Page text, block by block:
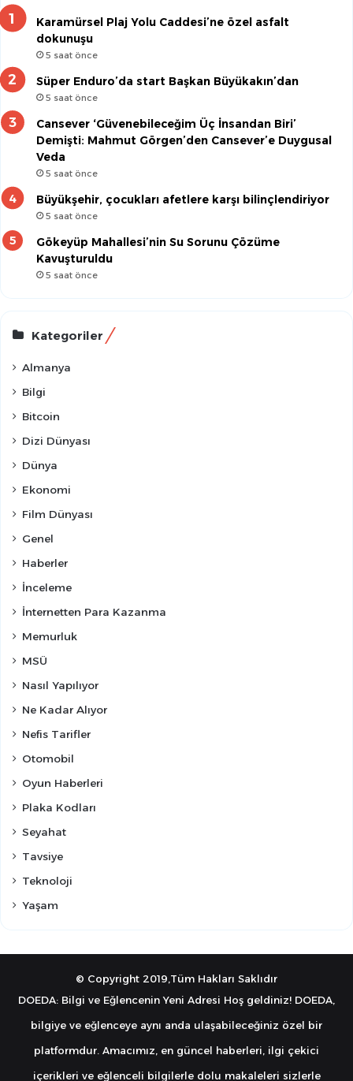
Karamürsel Plaj Yolu Caddesi’ne özel asfalt
dokunuşu
5 saat önce
Süper Enduro’da start Başkan Büyükakın’dan
5 saat önce
Cansever ‘Güvenebileceğim Üç İnsandan Biri’
Demişti: Mahmut Görgen’den Cansever’e Duygusal
Veda
5 saat önce
Büyükşehir, çocukları afetlere karşı bilinçlendiriyor
5 saat önce
Gökeyüp Mahallesi’nin Su Sorunu Çözüme
Kavuşturuldu
5 saat önce
Kategoriler
Almanya
Bilgi
Bitcoin
Dizi Dünyası
Dünya
Ekonomi
Film Dünyası
Genel
Haberler
İnceleme
İnternetten Para Kazanma
Memurluk
MSÜ
Nasıl Yapılıyor
Ne Kadar Alıyor
Nefis Tarifler
Otomobil
Oyun Haberleri
Plaka Kodları
Seyahat
Tavsiye
Teknoloji
Yaşam
© Copyright 2019,Tüm Hakları Saklıdır
DOEDA: Bilgi ve Eğlencenin Yeni Adresi Hoş geldiniz! DOEDA,
bilgiye ve eğlenceye aynı anda ulaşabileceğiniz özel bir
platformdur. Amacımız, en güncel haberleri, ilgi çekici
içerikleri ve eğlenceli bilgilerle dolu makaleleri sizlerle